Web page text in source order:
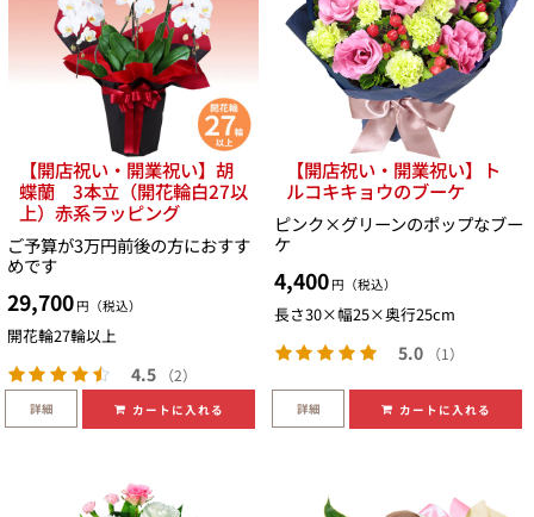
【開店祝い・開業祝い】胡
蝶蘭 3本立（開花輪白27以
上）赤系ラッピング
ご予算が3万円前後の方におすす
めです
29,700 円（税込）
開花輪27輪以上
4.5 （2）
詳細 カートに入れる
【開店祝い・開業祝い】ト
ルコキキョウのブーケ
ピンク×グリーンのポップなブー
ケ
4,400 円（税込）
長さ30×幅25×奥行25cm
5.0 （1）
詳細 カートに入れる